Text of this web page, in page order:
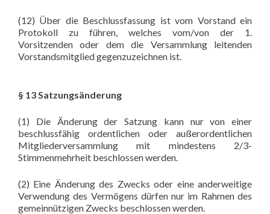
(12) Über die Beschlussfassung ist vom Vorstand ein
Protokoll zu führen, welches vom/von der 1.
Vorsitzenden oder dem die Versammlung leitenden
Vorstandsmitglied gegenzuzeichnen ist.
§ 13 Satzungsänderung
(1) Die Änderung der Satzung kann nur von einer
beschlussfähig ordentlichen oder außerordentlichen
Mitgliederversammlung mit mindestens 2/3-
Stimmenmehrheit beschlossen werden.
(2) Eine Änderung des Zwecks oder eine anderweitige
Verwendung des Vermögens dürfen nur im Rahmen des
gemeinnützigen Zwecks beschlossen werden.